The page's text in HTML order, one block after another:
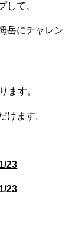
して、
岳にチャレン
ます。
けます。
23
23